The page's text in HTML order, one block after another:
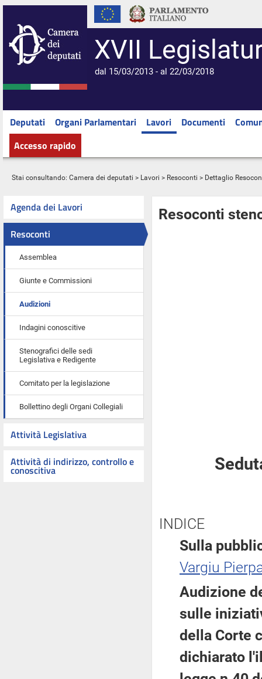
XVII
dal 15/03/2013 - al 22/03/2018
Deputati Organi Parlamentari Lavori Documenti
Accesso rapido
Stai consultando: Camera dei deputati > Lavori > Resoconti > Dettaglio
Agenda dei Lavori
Resoconti
Assemblea
Giunte e Commissioni
Audizioni
Indagini conoscitive
Stenografici delle sedi
Legislativa e Redigente
Comitato per la legislazione
Bollettino degli Organi Collegiali
Attività Legislativa
Attività di indirizzo, controllo e
conoscitiva
Resoconti
INDICE
Sulla
Vargiu
Audizione
sulle
della Corte
dichiarato